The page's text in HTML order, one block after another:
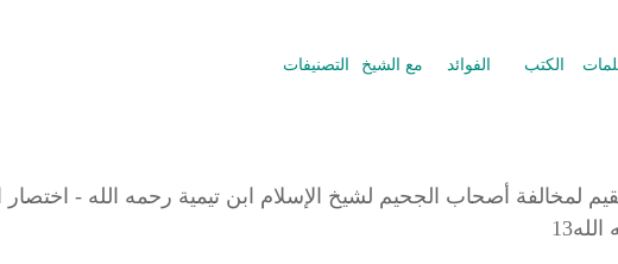
الكتب الفوائد مع الشيخ التصنيفات
لمخالفة أصحاب الجحيم لشيخ الإسلام ابن تيمية رحمه الله - اختصار